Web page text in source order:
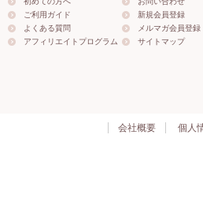
ご利用ガイド
新規会員登録
よくある質問
メルマガ会員登録
アフィリエイトプログラム
サイトマップ
会社概要 個人